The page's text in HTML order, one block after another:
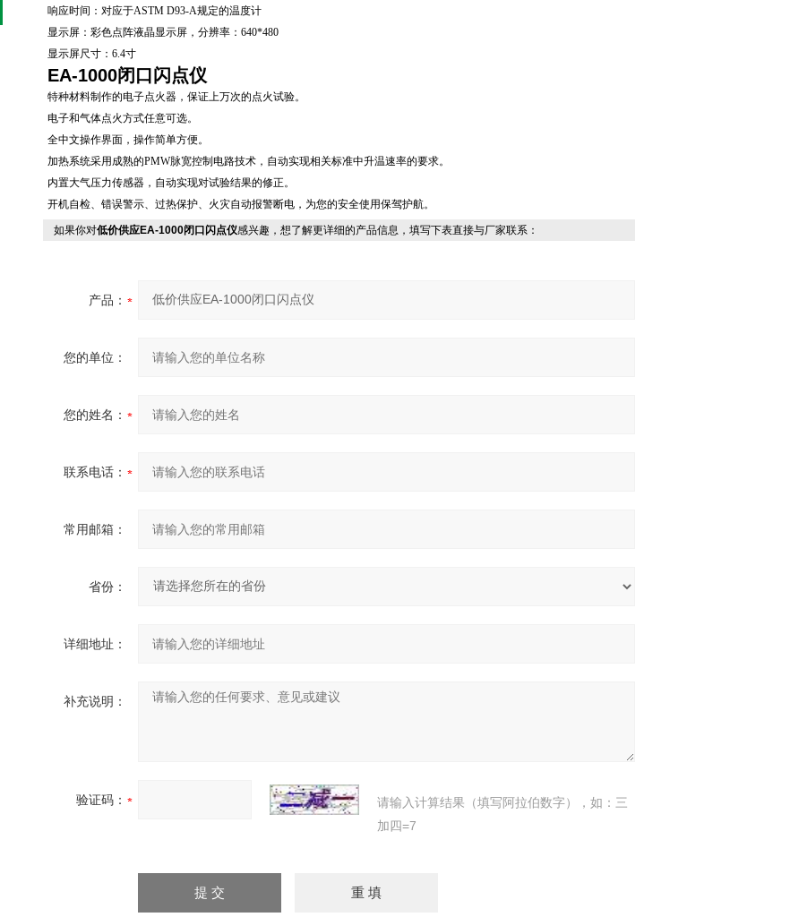
响应时间：对应于ASTM D93-A规定的温度计
显示屏：彩色点阵液晶显示屏，分辨率：640*480
显示屏尺寸：6.4寸
EA-1000闭口闪点仪
特种材料制作的电子点火器，保证上万次的点火试验。
电子和气体点火方式任意可选。
全中文操作界面，操作简单方便。
加热系统采用成熟的PMW脉宽控制电路技术，自动实现相关标准中升温速率的要求。
内置大气压力传感器，自动实现对试验结果的修正。
开机自检、错误警示、过热保护、火灾自动报警断电，为您的安全使用保驾护航。
如果你对低价供应EA-1000闭口闪点仪感兴趣，想了解更详细的产品信息，填写下表直接与厂家联系：
产品：
您的单位：
您的姓名：
联系电话：
常用邮箱：
省份：
详细地址：
补充说明：
验证码：
请输入计算结果（填写阿拉伯数字），如：三
加四=7